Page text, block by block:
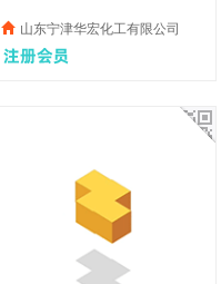
山东宁津华宏化工有限公司